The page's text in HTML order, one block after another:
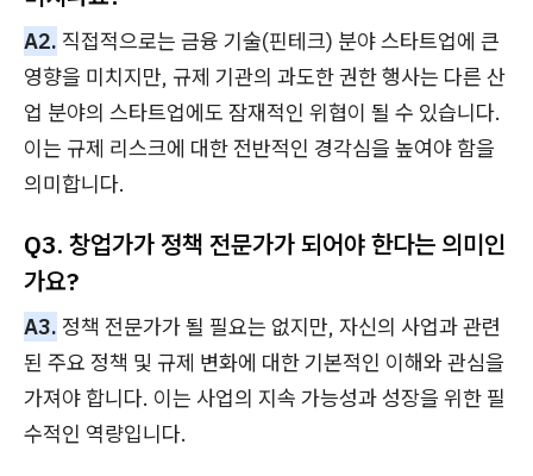
A2. 직접적으로는 금융 기술(핀테크) 분야 스타트업에 큰
영향을 미치지만, 규제 기관의 과도한 권한 행사는 다른 산
업 분야의 스타트업에도 잠재적인 위협이 될 수 있습니다.
이는 규제 리스크에 대한 전반적인 경각심을 높여야 함을
의미합니다.
Q3. 창업가가 정책 전문가가 되어야 한다는 의미인
가요?
A3. 정책 전문가가 될 필요는 없지만, 자신의 사업과 관련
된 주요 정책 및 규제 변화에 대한 기본적인 이해와 관심을
가져야 합니다. 이는 사업의 지속 가능성과 성장을 위한 필
수적인 역량입니다.